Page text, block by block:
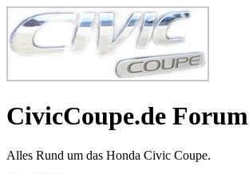
CivicCoupe.de Forum
Alles Rund um das Honda Civic Coupe.